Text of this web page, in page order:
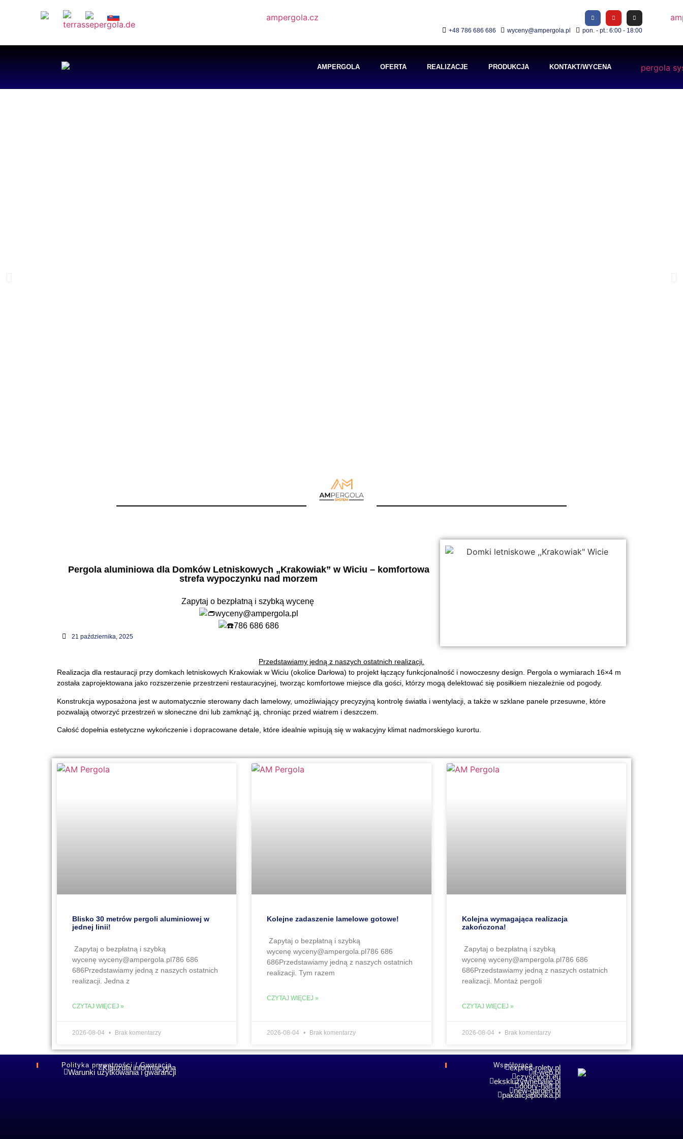
+48 786 686 686 wyceny@ampergola.pl pon. - pt.: 6:00 - 18:00
AMPERGOLA OFERTA REALIZACJE PRODUKCJA KONTAKT/WYCENA
PRODUCENT SYSTEMÓW ZADASZEŃ ALUMINIOWEJ
KONSTRUKCJI
Pergole ogrodowe aluminiowej konstrukcji z automatycznie zamykanym dachem oraz
REALIZACJA DO 4 TYGODNI !!
TEL. : 786 686 686
Pergola aluminiowa dla Domków Letniskowych „Krakowiak” w Wiciu – komfortowa
strefa wypoczynku nad morzem
Zapytaj o bezpłatną i szybką wycenę
wyceny@ampergola.pl
786 686 686
21 października, 2025
Przedstawiamy jedną z naszych ostatnich realizacji.
Realizacja dla restauracji przy domkach letniskowych Krakowiak w Wiciu (okolice Darłowa) to projekt łączący funkcjonalność i nowoczesny design. Pergola o wymiarach 16×4 m
została zaprojektowana jako rozszerzenie przestrzeni restauracyjnej, tworząc komfortowe miejsce dla gości, którzy mogą delektować się posiłkiem niezależnie od pogody.
Konstrukcja wyposażona jest w automatycznie sterowany dach lamelowy, umożliwiający precyzyjną kontrolę światła i wentylacji, a także w szklane panele przesuwne, które
pozwalają otworzyć przestrzeń w słoneczne dni lub zamknąć ją, chroniąc przed wiatrem i deszczem.
Całość dopełnia estetyczne wykończenie i dopracowane detale, które idealnie wpisują się w wakacyjny klimat nadmorskiego kurortu.
Blisko 30 metrów pergoli aluminiowej w
jednej linii!
Zapytaj o bezpłatną i szybką
wycenę wyceny@ampergola.pl786 686
686Przedstawiamy jedną z naszych ostatnich
realizacji. Jedna z
CZYTAJ WIĘCEJ »
2026-08-04 Brak komentarzy
Kolejne zadaszenie lamelowe gotowe!
Zapytaj o bezpłatną i szybką
wycenę wyceny@ampergola.pl786 686
686Przedstawiamy jedną z naszych ostatnich
realizacji. Tym razem
CZYTAJ WIĘCEJ »
2026-08-04 Brak komentarzy
Kolejna wymagająca realizacja
zakończona!
Zapytaj o bezpłatną i szybką
wycenę wyceny@ampergola.pl786 686
686Przedstawiamy jedną z naszych ostatnich
realizacji. Montaż pergoli
CZYTAJ WIĘCEJ »
2026-08-04 Brak komentarzy
Polityka prywatności / Gwaracja
Klauzula informacyjna
Warunki użytkowania i gwarancji
Współpraca
expres-rolety.pl
it-web.pl
czyscioch.eu
ekskluzywnebalie.pl
dobry-haft.pl
new-garden.pl
pakalicjaplonka.pl